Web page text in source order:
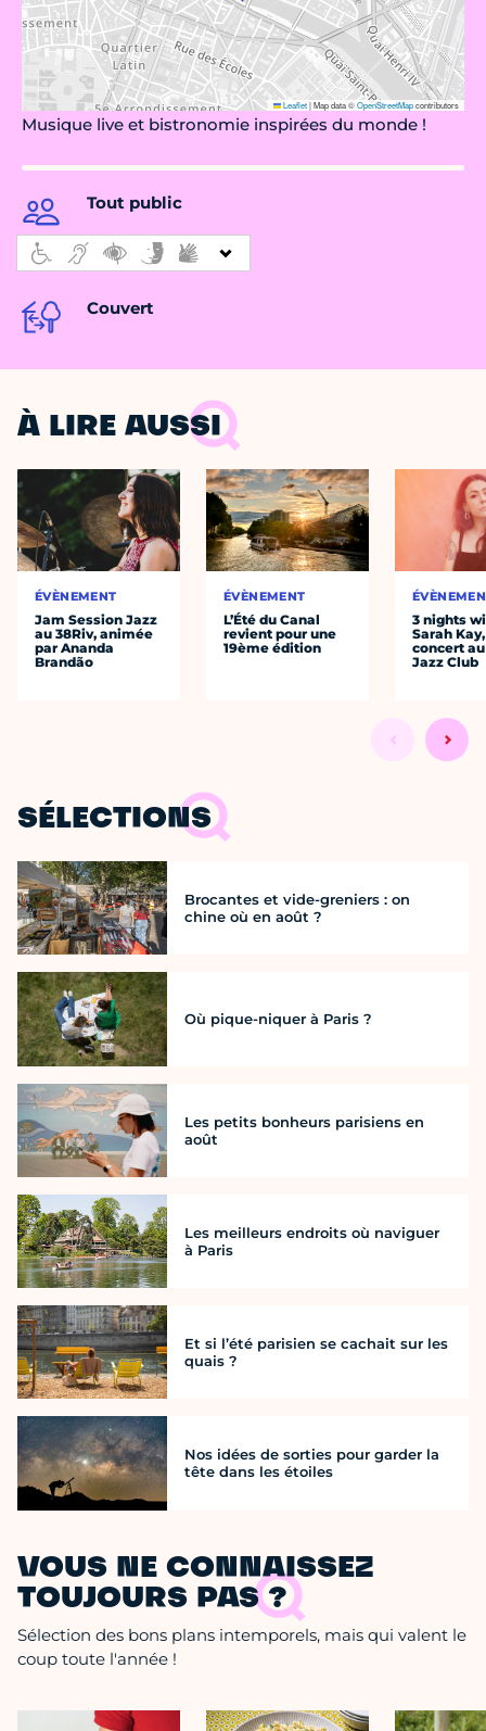
Leaflet|Map data ©OpenStreetMapcontributors
Musique live et bistronomie inspirées du monde !
Tout public
Couvert
À LIRE AUSSI
ÉVÈNEMENT
Jam Session Jazz
au 38Riv, animée
par Ananda
Brandão
ÉVÈNEMENT
L’Été du Canal
revient pour une
19ème édition
3 nights
Sarah
concert
Jazz Club
SÉLECTIONS
Brocantes et vide-greniers : on
chine où en août ?
Où pique-niquer à Paris ?
Les petits bonheurs parisiens en
août
Les meilleurs endroits où naviguer
à Paris
Et si l’été parisien se cachait sur les
quais ?
Nos idées de sorties pour garder la
tête dans les étoiles
VOUS NE CONNAISSEZ
TOUJOURS PAS ?
Sélection des bons plans intemporels, mais qui valent le
coup toute l'année !